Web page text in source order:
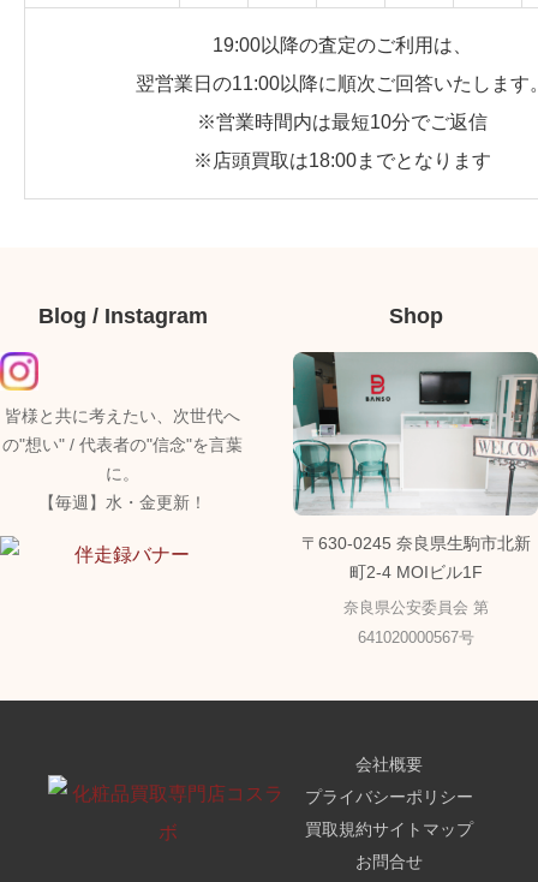
19:00以降の査定のご利用は、
翌営業日の11:00以降に順次ご回答いたします
※営業時間内は最短10分でご返信
※店頭買取は18:00までとなります
Blog / Instagram
皆様と共に考えたい、次世代へ
の"想い" / 代表者の"信念"を言葉
に。
【毎週】水・金更新！
Shop
〒630-0245 奈良県生駒市北新
町2-4 MOIビル1F
奈良県公安委員会 第
641020000567号
会社概要
プライバシーポリシー
買取規約サイトマップ
お問合せ